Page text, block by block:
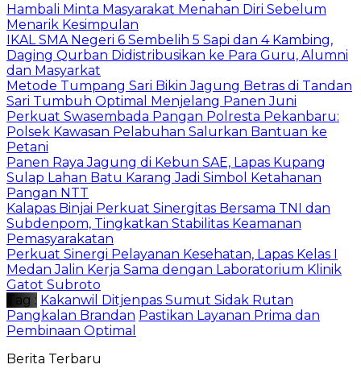
Hambali Minta Masyarakat Menahan Diri Sebelum
Menarik Kesimpulan
IKAL SMA Negeri 6 Sembelih 5 Sapi dan 4 Kambing,
Daging Qurban Didistribusikan ke Para Guru, Alumni
dan Masyarkat
Metode Tumpang Sari Bikin Jagung Betras di Tandan
Sari Tumbuh Optimal Menjelang Panen Juni
Perkuat Swasembada Pangan Polresta Pekanbaru:
Polsek Kawasan Pelabuhan Salurkan Bantuan ke
Petani
Panen Raya Jagung di Kebun SAE, Lapas Kupang
Sulap Lahan Batu Karang Jadi Simbol Ketahanan
Pangan NTT
Kalapas Binjai Perkuat Sinergitas Bersama TNI dan
Subdenpom, Tingkatkan Stabilitas Keamanan
Pemasyarakatan
Perkuat Sinergi Pelayanan Kesehatan, Lapas Kelas I
Medan Jalin Kerja Sama dengan Laboratorium Klinik
Gatot Subroto
Tag : Kakanwil Ditjenpas Sumut Sidak Rutan
Pangkalan Brandan Pastikan Layanan Prima dan
Pembinaan Optimal
Berita Terbaru